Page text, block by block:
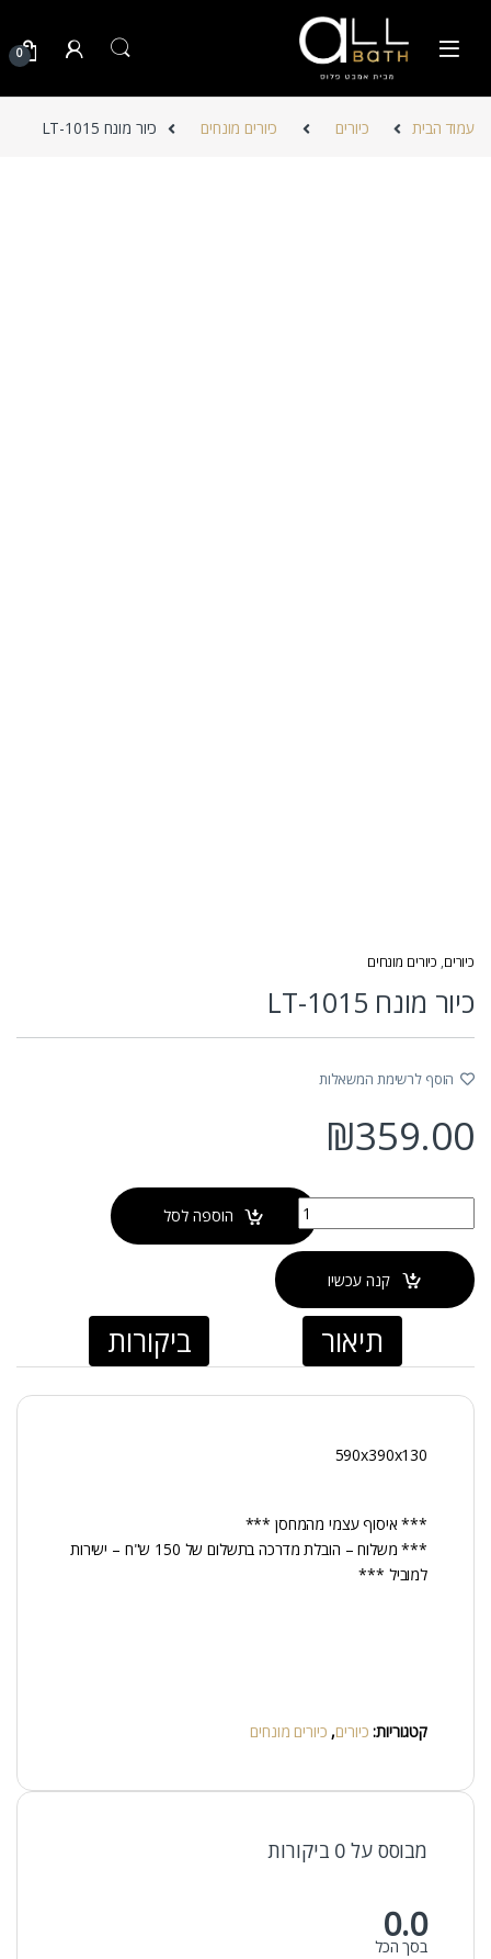
0
עמוד הבית כיורים כיורים מונחים כיור מונח LT-1015
כיורים, כיורים מונחים
כיור מונח LT-1015
הוסף לרשימת המשאלות
₪359.00
הוספה לסל
קנה עכשיו
תיאור ביקורות
590x390x130
*** איסוף עצמי מהמחסן ***
*** משלוח – הובלת מדרכה בתשלום של 150 ש"ח – ישירות
למוביל ***
קטגוריות: כיורים, כיורים מונחים
מבוסס על 0 ביקורות
0.0
בסך הכל